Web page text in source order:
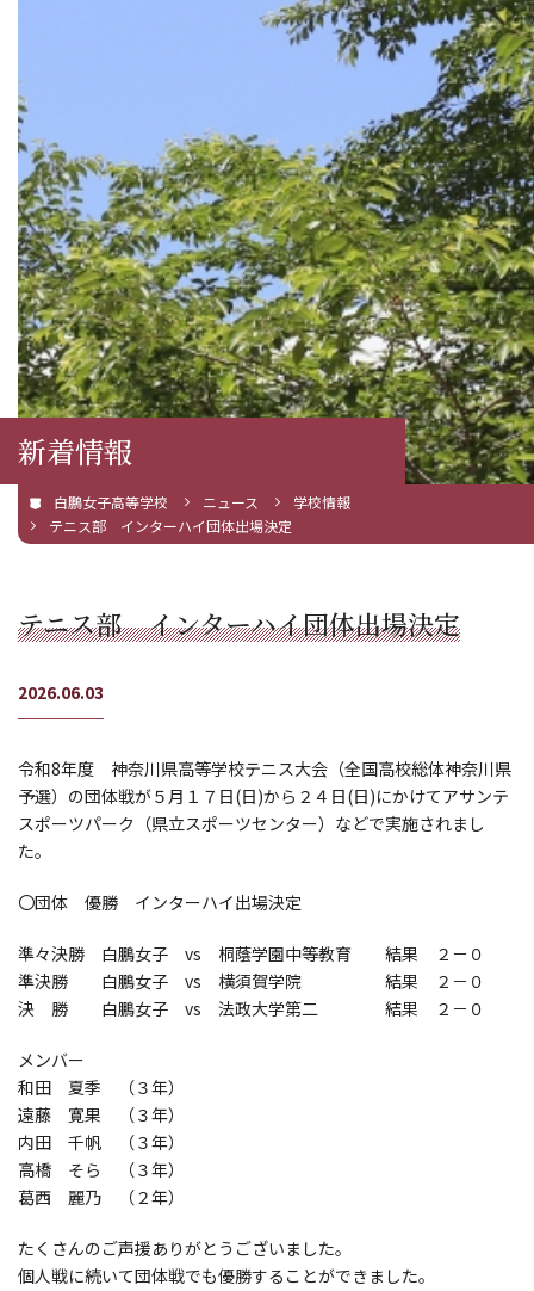
新着情報
白鵬女子高等学校 ニュース
学校情報
テニス部 インターハイ団体出場決定
テニス部 インターハイ団体出場決定
2026.06.03
令和8年度 神奈川県高等学校テニス大会（全国高校総体神奈川県
予選）の団体戦が５月１７日(日)から２４日(日)にかけてアサンテ
スポーツパーク（県立スポーツセンター）などで実施されまし
た。
〇団体 優勝 インターハイ出場決定
準々決勝 白鵬女子 vs 桐蔭学園中等教育 結果 ２－０
準決勝 白鵬女子 vs 横須賀学院 結果 ２－０
決 勝 白鵬女子 vs 法政大学第二 結果 ２－０
メンバー
和田 夏季 （３年）
遠藤 寛果 （３年）
内田 千帆 （３年）
高橋 そら （３年）
葛西 麗乃 （２年）
たくさんのご声援ありがとうございました。
個人戦に続いて団体戦でも優勝することができました。